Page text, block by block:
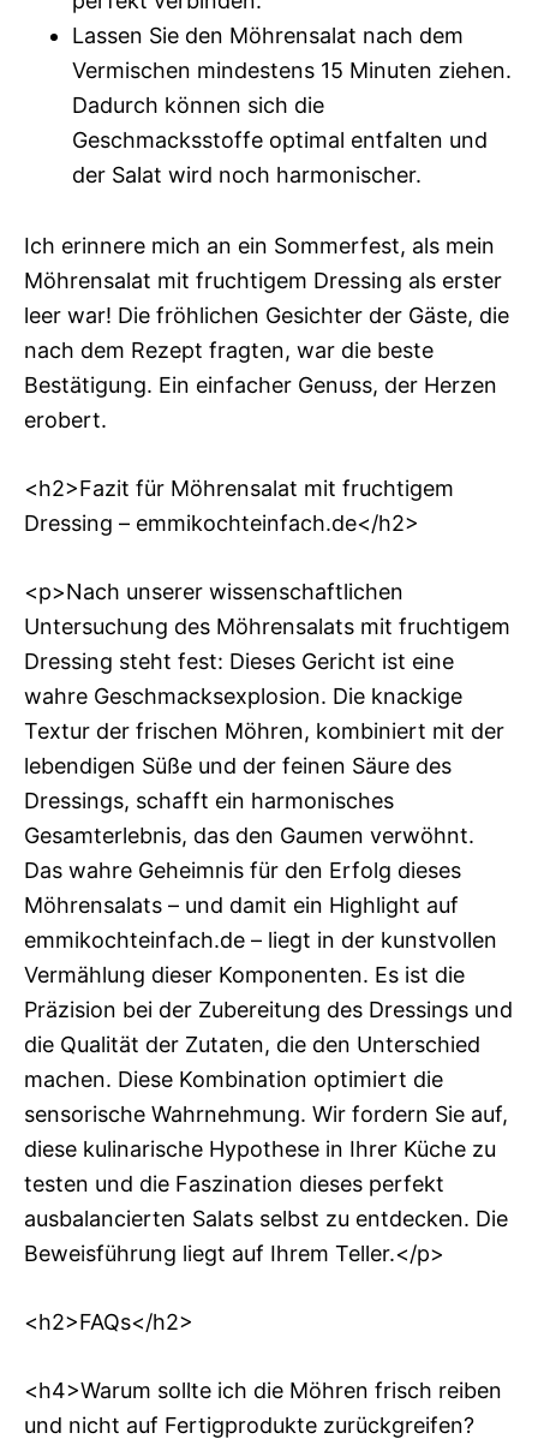
Lassen Sie den Möhrensalat nach dem
Vermischen mindestens 15 Minuten ziehen.
Dadurch können sich die
Geschmacksstoffe optimal entfalten und
der Salat wird noch harmonischer.
Ich erinnere mich an ein Sommerfest, als mein
Möhrensalat mit fruchtigem Dressing als erster
leer war! Die fröhlichen Gesichter der Gäste, die
nach dem Rezept fragten, war die beste
Bestätigung. Ein einfacher Genuss, der Herzen
erobert.
<h2>Fazit für Möhrensalat mit fruchtigem
Dressing – emmikochteinfach.de</h2>
<p>Nach unserer wissenschaftlichen
Untersuchung des Möhrensalats mit fruchtigem
Dressing steht fest: Dieses Gericht ist eine
wahre Geschmacksexplosion. Die knackige
Textur der frischen Möhren, kombiniert mit der
lebendigen Süße und der feinen Säure des
Dressings, schafft ein harmonisches
Gesamterlebnis, das den Gaumen verwöhnt.
Das wahre Geheimnis für den Erfolg dieses
Möhrensalats – und damit ein Highlight auf
emmikochteinfach.de – liegt in der kunstvollen
Vermählung dieser Komponenten. Es ist die
Präzision bei der Zubereitung des Dressings und
die Qualität der Zutaten, die den Unterschied
machen. Diese Kombination optimiert die
sensorische Wahrnehmung. Wir fordern Sie auf,
diese kulinarische Hypothese in Ihrer Küche zu
testen und die Faszination dieses perfekt
ausbalancierten Salats selbst zu entdecken. Die
Beweisführung liegt auf Ihrem Teller.</p>
<h2>FAQs</h2>
<h4>Warum sollte ich die Möhren frisch reiben
und nicht auf Fertigprodukte zurückgreifen?